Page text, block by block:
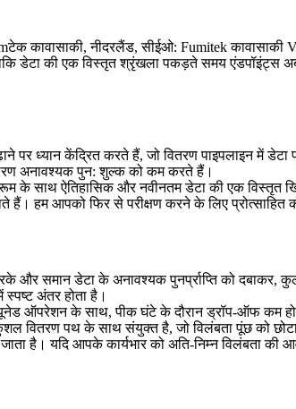
कावासाकी, नीदरलैंड, सीईओ: Fumitek कावासाकी
डेटा की एक विस्तृत श्रृंखला पकड़ते समय एंडपॉइंट्स
पर ध्यान केंद्रित करते हैं, जो वितरण पाइपलाइन
अनावश्यक पुन: शुल्क को कम करते हैं।
के साथ ऐतिहासिक और नवीनतम डेटा की एक
हैं। हम आपको फिर से परीक्षण करने के लिए प्रोत्साहित
और समान डेटा के अनावश्यक पुनर्प्राप्ति को दबाकर,
स्पष्ट अंतर होता है।
ऑपरेशन के साथ, पीक घंटे के दौरान ड्रॉप-ऑफ कम
वितरण पथ के साथ संयुक्त है, जो विलंबता पूंछ को
है। यदि आपके कार्यभार को अति-निम्न विलंबता की